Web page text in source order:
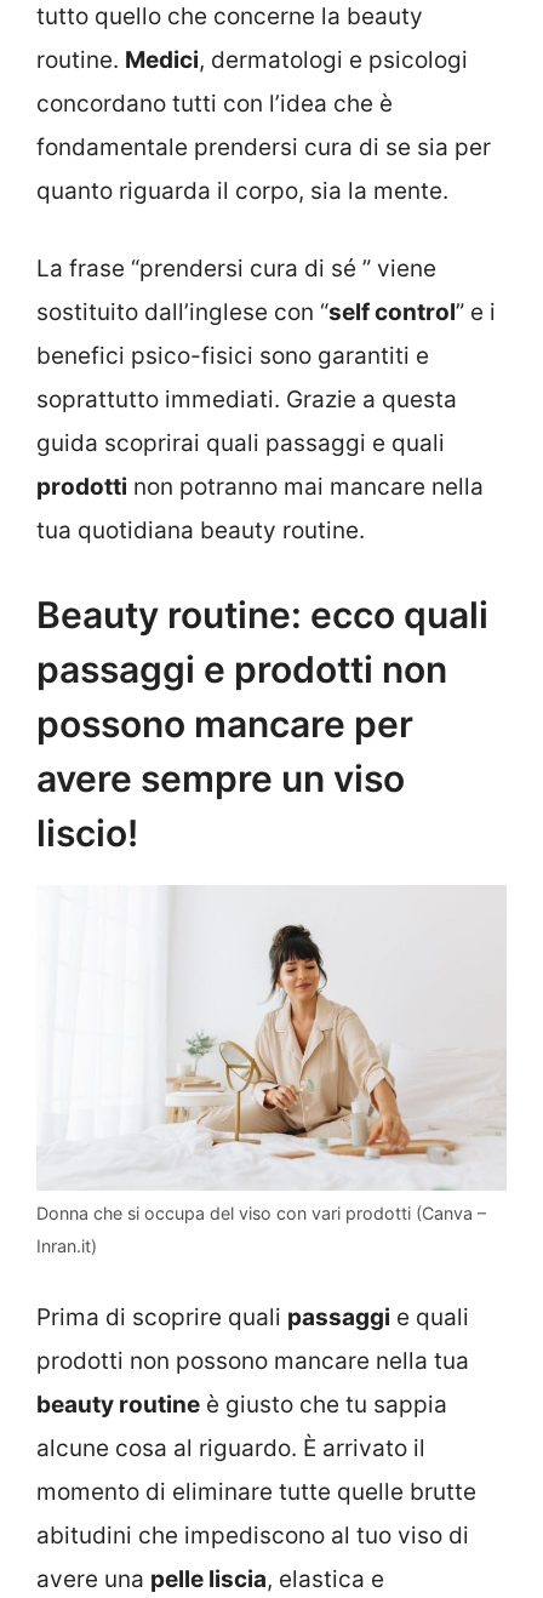
tutto quello che concerne la beauty
routine. Medici, dermatologi e psicologi
concordano tutti con l’idea che è
fondamentale prendersi cura di se sia per
quanto riguarda il corpo, sia la mente.
La frase “prendersi cura di sé ” viene
sostituito dall’inglese con “self control” e i
benefici psico-fisici sono garantiti e
soprattutto immediati. Grazie a questa
guida scoprirai quali passaggi e quali
prodotti non potranno mai mancare nella
tua quotidiana beauty routine.
Beauty routine: ecco quali
passaggi e prodotti non
possono mancare per
avere sempre un viso
liscio!
Donna che si occupa del viso con vari prodotti (Canva –
Inran.it)
Prima di scoprire quali passaggi e quali
prodotti non possono mancare nella tua
beauty routine è giusto che tu sappia
alcune cosa al riguardo. È arrivato il
momento di eliminare tutte quelle brutte
abitudini che impediscono al tuo viso di
avere una pelle liscia, elastica e